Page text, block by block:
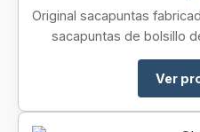
Original sacapuntas
sacapuntas de bolsillo
Ver